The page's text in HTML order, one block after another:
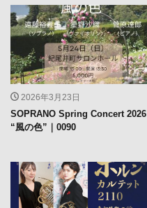
2026年3月23日
SOPRANO Spring Concert 2026
“風の色”｜0090